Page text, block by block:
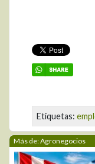
Etiquetas:
Más de: Agronegocios